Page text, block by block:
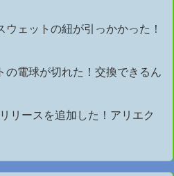
ェットの紐が引っかかった！
の電球が切れた！交換できるん
リースを追加した！アリエク